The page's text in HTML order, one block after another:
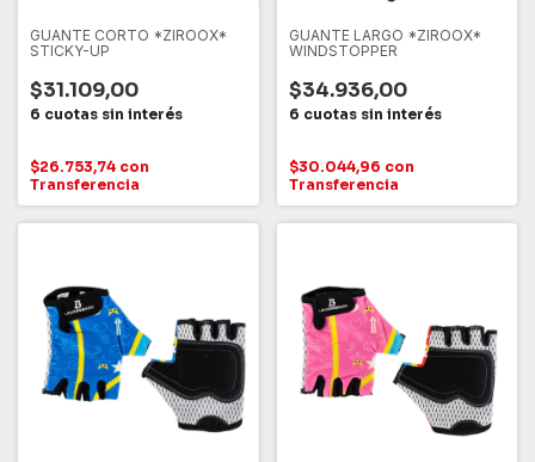
GUANTE CORTO *ZIROOX*
STICKY-UP
$31.109,00
$26.753,74 con
Transferencia
GUANTE LARGO *ZIROOX*
WINDSTOPPER
$34.936,00
$30.044,96 con
Transferencia